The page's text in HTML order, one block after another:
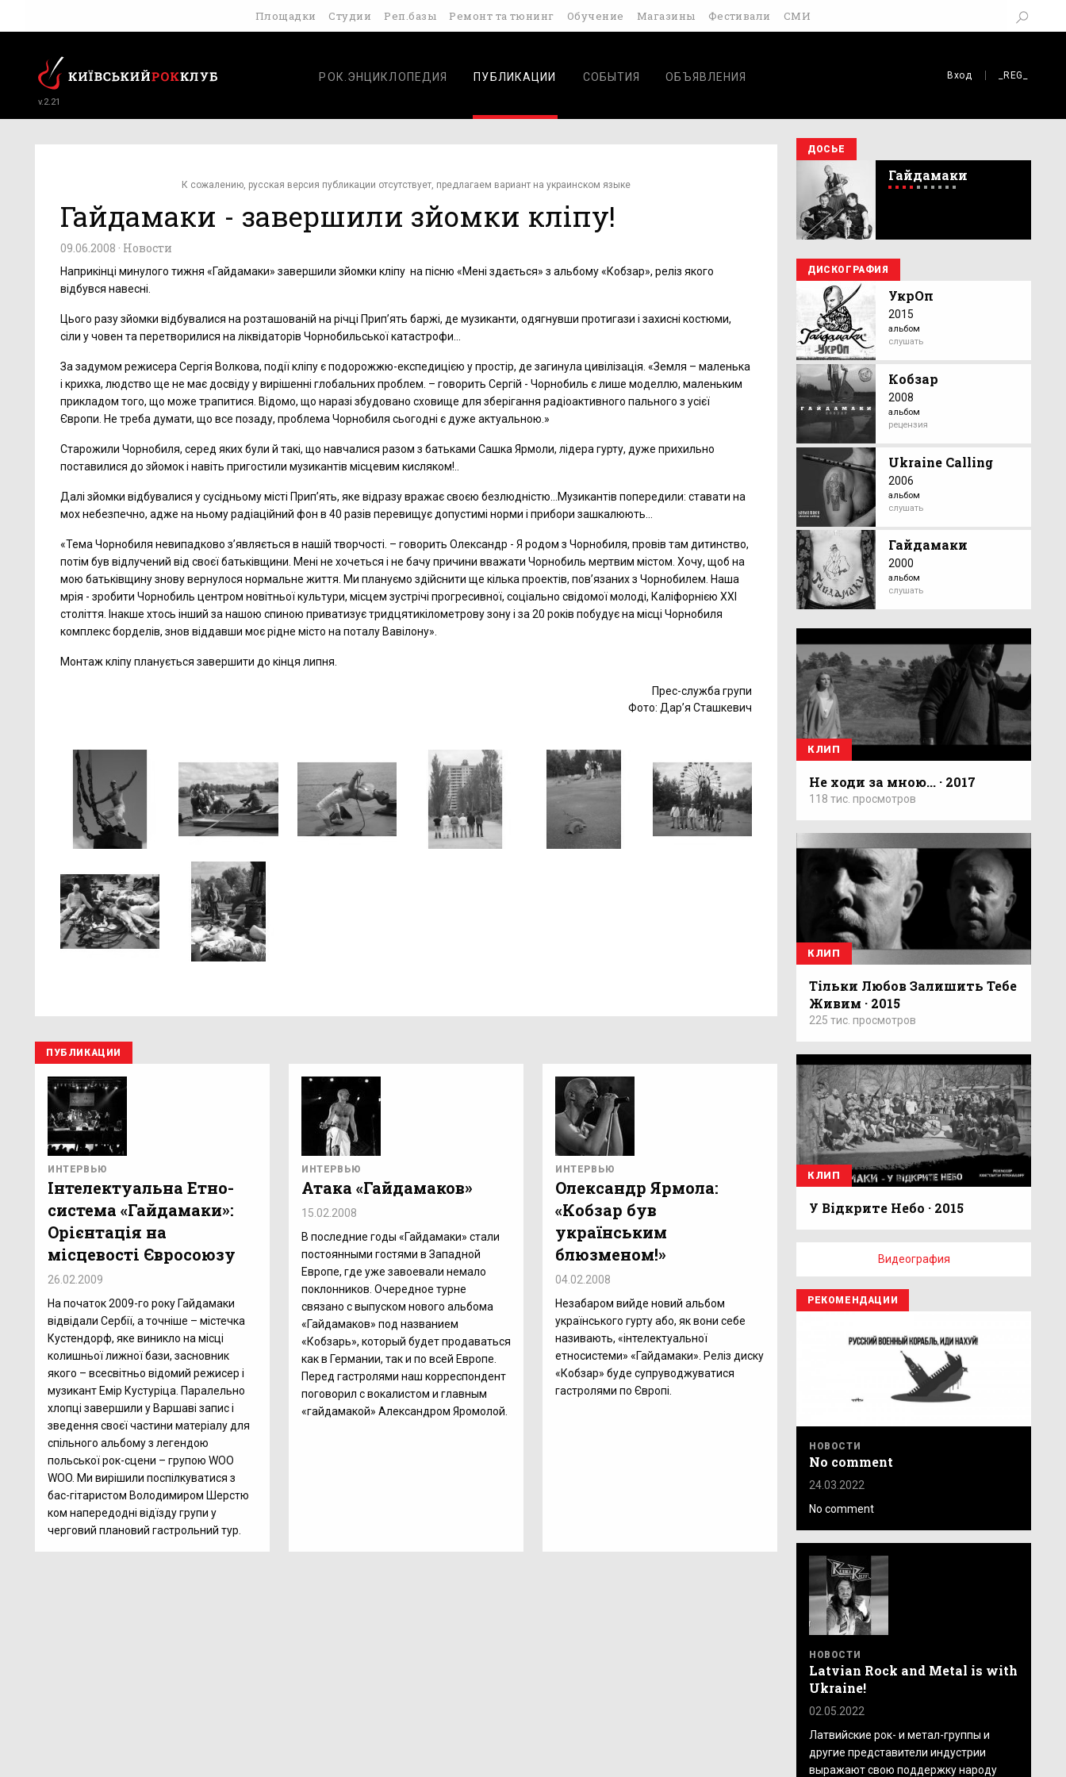
Площадки Студии Реп.базы Ремонт та тюнинг Обучение Магазины Фестивали СМИ
v.2.21
РОК.ЭНЦИКЛОПЕДИЯ ПУБЛИКАЦИИ СОБЫТИЯ ОБЪЯВЛЕНИЯ Вход _REG_
К сожалению, русская версия публикации отсутствует, предлагаем вариант на украинском языке
Гайдамаки - завершили зйомки кліпу!
09.06.2008 · Новости
Наприкінці минулого тижня «Гайдамаки» завершили зйомки кліпу на пісню «Мені здається» з альбому «Кобзар», реліз якого
відбувся навесні.
Цього разу зйомки відбувалися на розташованій на річці Прип’ять баржі, де музиканти, одягнувши протигази і захисні костюми,
сіли у човен та перетворилися на ліквідаторів Чорнобильської катастрофи…
За задумом режисера Сергія Волкова, події кліпу є подорожжю-експедицією у простір, де загинула цивілізація. «Земля – маленька
і крихка, людство ще не має досвіду у вирішенні глобальних проблем. – говорить Сергій - Чорнобиль є лише моделлю, маленьким
прикладом того, що може трапитися. Відомо, що наразі збудовано сховище для зберігання радіоактивного пального з усієї
Європи. Не треба думати, що все позаду, проблема Чорнобиля сьогодні є дуже актуальною.»
Старожили Чорнобиля, серед яких були й такі, що навчалися разом з батьками Сашка Ярмоли, лідера гурту, дуже прихильно
поставилися до зйомок і навіть пригостили музикантів місцевим кисляком!..
Далі зйомки відбувалися у сусідньому місті Прип’ять, яке відразу вражає своєю безлюдністю…Музикантів попередили: ставати на
мох небезпечно, адже на ньому радіаційний фон в 40 разів перевищує допустимі норми і прибори зашкалюють…
«Тема Чорнобиля невипадково з’являється в нашій творчості. – говорить Олександр - Я родом з Чорнобиля, провів там дитинство,
потім був відлучений від своєї батьківщини. Мені не хочеться і не бачу причини вважати Чорнобиль мертвим містом. Хочу, щоб на
мою батьківщину знову вернулося нормальне життя. Ми плануємо здійснити ще кілька проектів, пов’язаних з Чорнобилем. Наша
мрія - зробити Чорнобиль центром новітньої культури, місцем зустрічі прогресивної, соціально свідомої молоді, Каліфорнією ХХІ
століття. Інакше хтось інший за нашою спиною приватизує тридцятикілометрову зону і за 20 років побудує на місці Чорнобиля
комплекс борделів, знов віддавши моє рідне місто на поталу Вавілону».
Монтаж кліпу планується завершити до кінця липня.
Прес-служба групи
Фото: Дар’я Сташкевич
ПУБЛИКАЦИИ
ИНТЕРВЬЮ
Інтелектуальна Етно-
система «Гайдамаки»:
Орієнтація на
місцевості Євросоюзу
26.02.2009
На початок 2009-го року Гайдамаки
відвідали Сербії, а точніше – містечка
Кустендорф, яке виникло на місці
колишньої лижної бази, засновник
якого – всесвітньо відомий режисер і
музикант Емір Кустуріца. Паралельно
хлопці завершили у Варшаві запис і
зведення своєї частини матеріалу для
спільного альбому з легендою
польської рок-сцени – групою WOO
WOO. Ми вирішили поспілкуватися з
бас-гітаристом Володимиром Шерстю
ком напередодні відїзду групи у
черговий плановий гастрольний тур.
ИНТЕРВЬЮ
Атака «Гайдамаков»
15.02.2008
В последние годы «Гайдамаки» стали
постоянными гостями в Западной
Европе, где уже завоевали немало
поклонников. Очередное турне
связано с выпуском нового альбома
«Гайдамаков» под названием
«Кобзарь», который будет продаваться
как в Германии, так и по всей Европе.
Перед гастролями наш корреспондент
поговорил с вокалистом и главным
«гайдамакой» Александром Яромолой.
ИНТЕРВЬЮ
Олександр Ярмола:
«Кобзар був
українським
блюзменом!»
04.02.2008
Незабаром вийде новий альбом
українського гурту або, як вони себе
називають, «інтелектуальної
етносистеми» «Гайдамаки». Реліз диску
«Кобзар» буде супруводжуватися
гастролями по Європі.
ДОСЬЕ
Гайдамаки
ДИСКОГРАФИЯ
УкрОп
2015
альбом
слушать
Кобзар
2008
альбом
рецензия
Ukraine Calling
2006
альбом
слушать
Гайдамаки
2000
альбом
слушать
КЛИП
Не ходи за мною... · 2017
118 тис. просмотров
КЛИП
Тільки Любов Залишить Тебе
Живим · 2015
225 тис. просмотров
КЛИП
У Відкрите Небо · 2015
Видеография
РЕКОМЕНДАЦИИ
НОВОСТИ
No comment
24.03.2022
No comment
НОВОСТИ
Latvian Rock and Metal is with
Ukraine!
02.05.2022
Латвийские рок- и метал-группы и
другие представители индустрии
выражают свою поддержку народу